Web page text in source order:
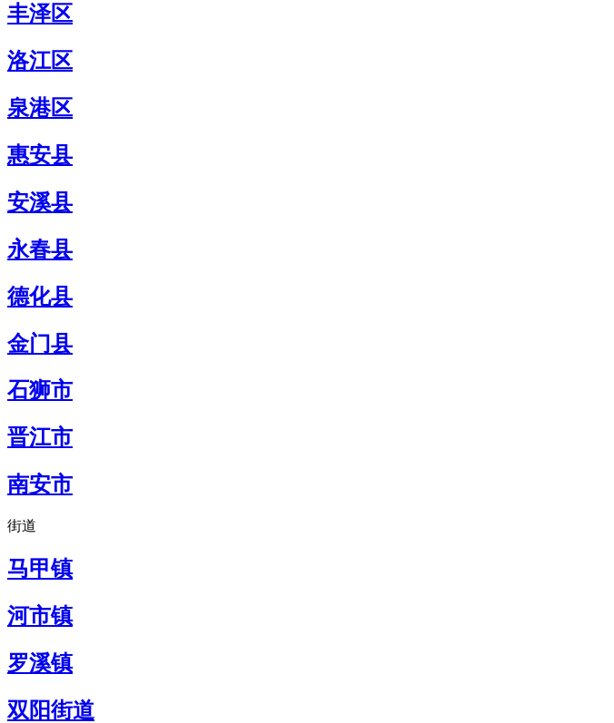
丰泽区
洛江区
泉港区
惠安县
安溪县
永春县
德化县
金门县
石狮市
晋江市
南安市
街道
马甲镇
河市镇
罗溪镇
双阳街道